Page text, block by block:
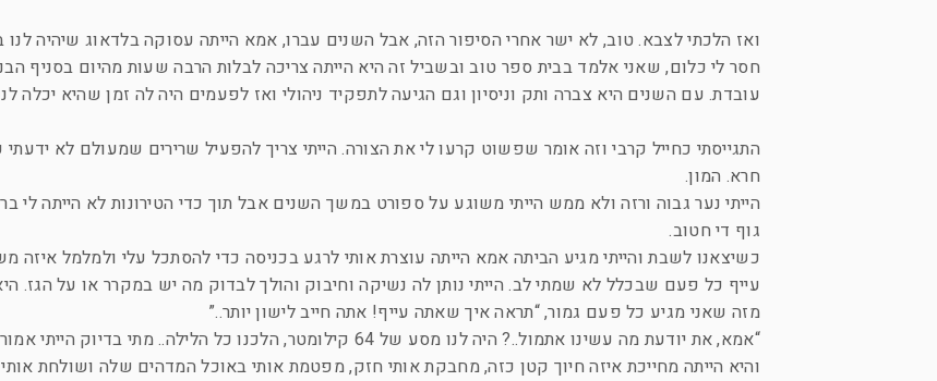
ואז הלכתי לצבא. טוב, לא ישר אחרי הסיפור הזה, אבל השנים עברו, אמא הייתה עסוקה בלדאוג שיהיה לנו
חסר לי כלום, שאני אלמד בבית ספר טוב ובשביל זה היא הייתה צריכה לבלות הרבה שעות מהיום בסניף
עובדת. עם השנים היא צברה ותק וניסיון וגם הגיעה לתפקיד ניהולי ואז לפעמים היה לה זמן שהיא יכלה
התגייסתי כחייל קרבי וזה אומר שפשוט קרעו לי את הצורה. הייתי צריך להפעיל שרירים שמעולם לא
חרא. המון.
הייתי נער גבוה ורזה ולא ממש הייתי משוגע על ספורט במשך השנים אבל תוך כדי הטירונות לא הייתה לי
גוף די חטוב.
כשיצאנו לשבת והייתי מגיע הביתה אמא הייתה עוצרת אותי לרגע בכניסה כדי להסתכל עלי ולמלמל איזה
עייף כל פעם שבכלל לא שמתי לב. הייתי נותן לה נשיקה וחיבוק והולך לבדוק מה יש במקרר או על הגז.
מזה שאני מגיע כל פעם גמור, “תראה איך שאתה עייף! אתה חייב לישון יותר..”
“אמא, את יודעת מה עשינו אתמול..? היה לנו מסע של 64 קילומטר, הלכנו כל הלילה.. מתי בדיוק הייתי אמור לישון?”
והיא הייתה מחייכת איזה חיוך קטן כזה, מחבקת אותי חזק, מפטמת אותי באוכל המדהים שלה ושולחת